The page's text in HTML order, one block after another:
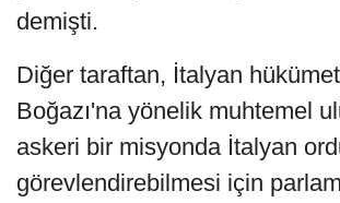
demişti.
Diğer taraftan, İtalyan
Boğazı'na yönelik muhtemel
askeri bir misyonda İtalyan
görevlendirebilmesi için